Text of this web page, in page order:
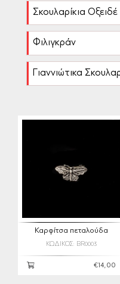
Σκουλαρίκια
Φιλιγκράν
Γιαννιώτικα
Καρφίτσα πεταλούδα
ΚΩΔΙΚΟΣ: BR0003
€14,00